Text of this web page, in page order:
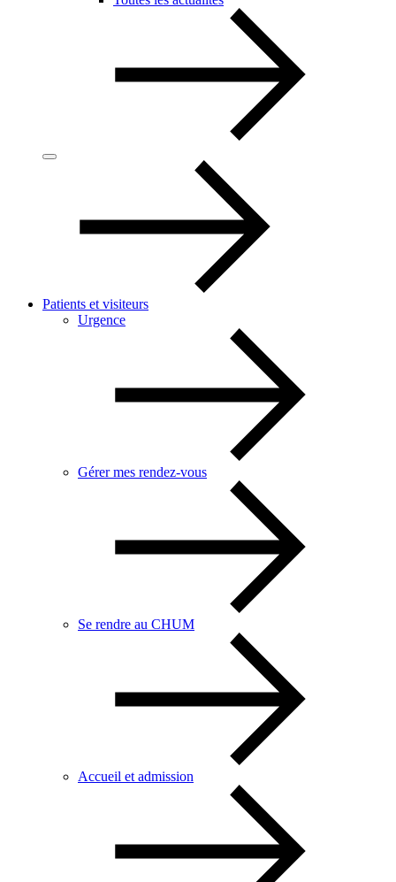
Patients et visiteurs
Urgence
Gérer mes rendez-vous
Se rendre au CHUM
Accueil et admission